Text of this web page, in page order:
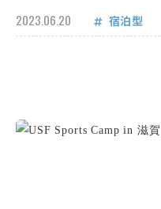
2023.06.20 宿泊型